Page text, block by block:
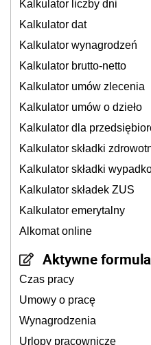
Kalkulator liczby dni
Kalkulator dat
Kalkulator wynagrodzeń
Kalkulator brutto-netto
Kalkulator umów zlecenia
Kalkulator umów o dzieło
Kalkulator dla
Kalkulator składki
Kalkulator składki
Kalkulator składek ZUS
Kalkulator emerytalny
Alkomat online
Aktywne
Czas pracy
Umowy o pracę
Wynagrodzenia
Urlopy pracownicze